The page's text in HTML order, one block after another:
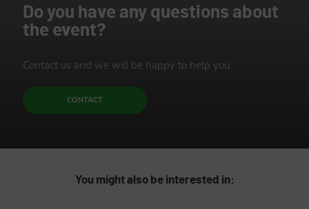
Do you have any questions about
the event?
Contact us and we will be happy to help you.
CONTACT
You might also be interested in: